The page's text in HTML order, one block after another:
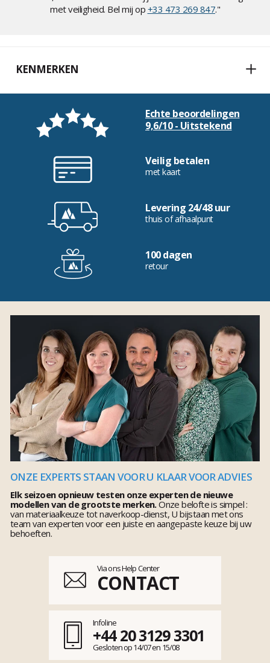
met veiligheid. Bel mij op +33 473 269 847."
KENMERKEN
Echte beoordelingen
9,6/10 - Uitstekend
Veilig betalen
met kaart
Levering 24/48 uur
thuis of afhaalpunt
100 dagen
retour
ONZE EXPERTS STAAN VOOR U KLAAR VOOR ADVIES
Elk seizoen opnieuw testen onze experten de nieuwe
modellen van de grootste merken.Onze belofte is simpel :
van materiaalkeuze tot naverkoop-dienst, U bijstaan met ons
team van experten voor een juiste en aangepaste keuze bij uw
behoeften.
Via ons Help Center
CONTACT
Infoline
+44 20 3129 3301
Gesloten op 14/07 en 15/08